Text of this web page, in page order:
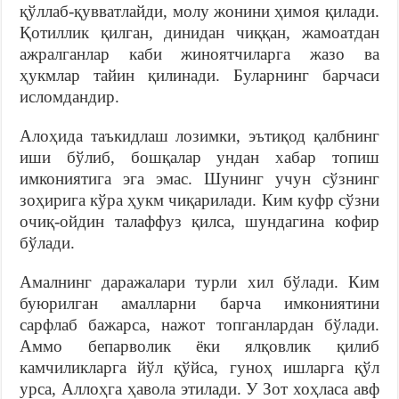
қўллаб-қувватлайди, молу жонини ҳимоя қилади.
Қотиллик қилган, динидан чиққан, жамоатдан
ажралганлар каби жиноятчиларга жазо ва
ҳукмлар тайин қилинади. Буларнинг барчаси
исломдандир.
Алоҳида таъкидлаш лозимки, эътиқод қалбнинг
иши бўлиб, бошқалар ундан хабар топиш
имкониятига эга эмас. Шунинг учун сўзнинг
зоҳирига кўра ҳукм чиқарилади. Ким куфр сўзни
очиқ-ойдин талаффуз қилса, шундагина кофир
бўлади.
Амалнинг даражалари турли хил бўлади. Ким
буюрилган амалларни барча имкониятини
сарфлаб бажарса, нажот топганлардан бўлади.
Аммо бепарволик ёки ялқовлик қилиб
камчиликларга йўл қўйса, гуноҳ ишларга қўл
урса, Аллоҳга ҳавола этилади. У Зот хоҳласа авф